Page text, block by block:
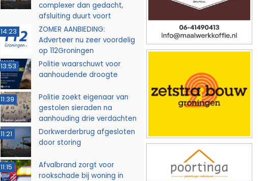
complexer dan gedacht,
afsluiting duurt voort
14:23
ZOMER AANBIEDING:
Adverteer nu zeer voordelig
op 112Groningen
13:53
Politie waarschuwt voor
aanhoudende droogte
11:39
Politie zoekt eigenaar van
gestolen sieraden na
aanhouding drie verdachten
11:21
Dorkwerderbrug afgesloten
door storing
11:15
Afvalbrand zorgt voor
rookschade bij woning in